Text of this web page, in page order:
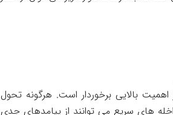
بالایی برخوردار است. هرگونه تحول
های سریع می توانند از پیامدهای جدی